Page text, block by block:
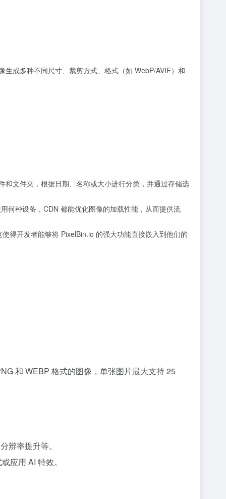
成多种不同尺寸、裁剪方式、格式（如 WebP/AVIF）和
文件夹，根据日期、名称或大小进行分类，并通过存储选
何种设备，CDN 都能优化图像的加载性能，从而提供流
得开发者能够将 PixelBin.io 的强大功能直接嵌入到他们的
和 WEBP 格式的图像，单张图片最大支持 25
辨率提升等。
应用 AI 特效。